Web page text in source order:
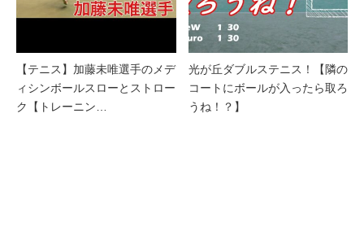
【テニス】加藤未唯選手のメデ
ィシンボールスローとストロー
ク【トレーニン…
光が丘ダブルステニス！【隣の
コートにボールが入ったら取ろ
うね！？】